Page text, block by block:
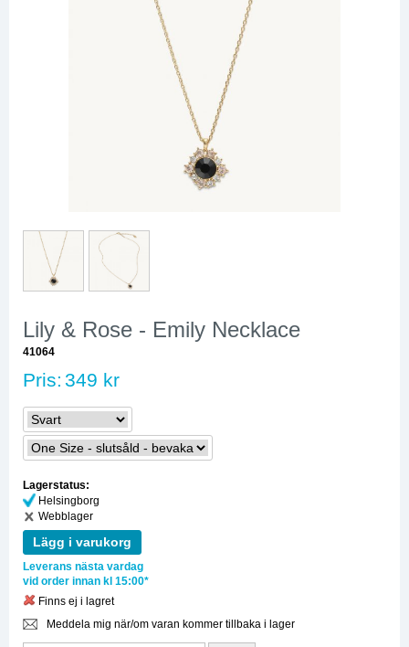
Lily & Rose - Emily Necklace
41064
Pris: 349 kr
Lagerstatus:
Helsingborg
Webblager
Lägg i varukorg
Leverans nästa vardag
vid order innan kl 15:00*
Finns ej i lagret
Meddela mig när/om varan kommer tillbaka i lager